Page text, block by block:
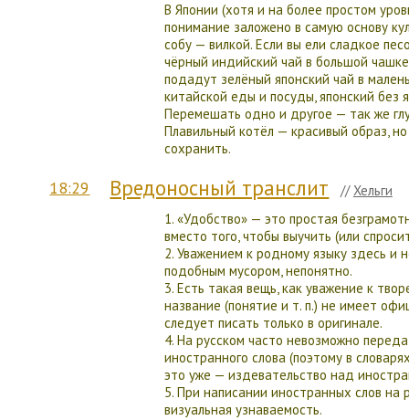
В Японии (хотя и на более простом
понимание заложено в самую основу
собу — вилкой. Если вы ели сладкое
чёрный индийский чай в большой
подадут зелёный японский чай в
китайской еды и посуды, японский без
Перемешать одно и другое — так же
Плавильный котёл — красивый образ,
сохранить.
18:29 Вредоносный транслит // Хельги
1. «Удобство» — это простая
вместо того, чтобы выучить (или
2. Уважением к родному языку здесь и
подобным мусором, непонятно.
3. Есть такая вещь, как уважение к
название (понятие и т. п.) не имеет
следует писать только в оригинале.
4. На русском часто невозможно
иностранного слова (поэтому в
это уже — издевательство над
5. При написании иностранных слов на
визуальная узнаваемость.